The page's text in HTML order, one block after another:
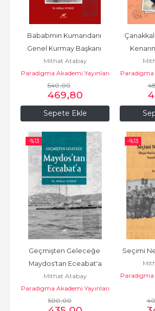
Sepete Ekle
Bababmın Kumandanı
Genel Kurmay Başkanı
Orgeneral Salih Omurtak
Mithat Atabay
Paradigma Akademi Yayınları
540,00
469,80
Paradigma
-%13
Geçmişten Geleceğe
Maydos'tan Eceabat'a
Mithat Atabay
Paradigma Akademi Yayınları
500,00
-%13
Seçimi
Paradigma